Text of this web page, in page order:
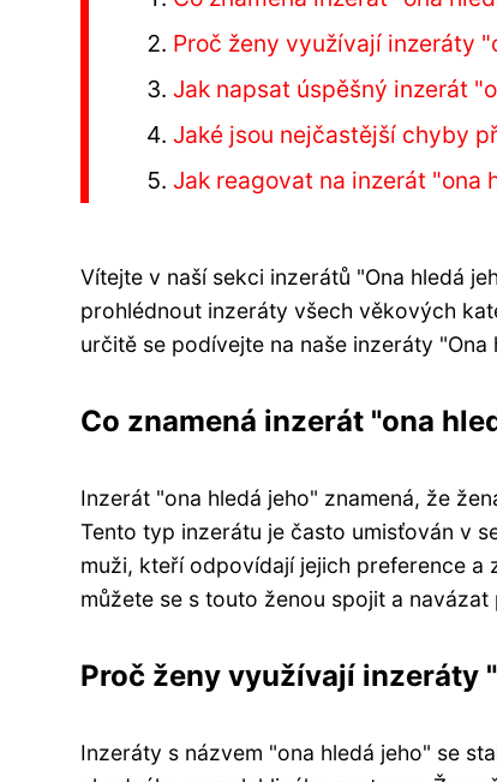
Proč ženy využívají inzeráty
Jak napsat úspěšný inzerát
Jaké jsou nejčastější chyby
Jak reagovat na inzerát "ona
Vítejte v naší sekci inzerátů "Ona hledá
prohlédnout inzeráty všech věkových
určitě se podívejte na naše inzeráty "Ona
Co znamená inzerát "ona
Inzerát "ona hledá jeho" znamená, že
Tento typ inzerátu je často umisťován v
muži, kteří odpovídají jejich preference a
můžete se s touto ženou spojit a
Proč ženy využívají inzeráty
Inzeráty s názvem "ona hledá jeho" se